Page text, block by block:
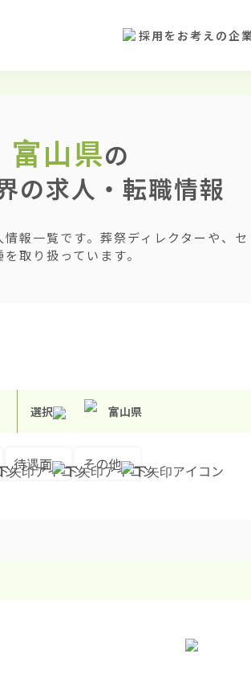
採用をお考えの企
富山県の
の求人・転職情報
報一覧です。葬祭ディレクターや、
取り扱っています。
選択 富山県
待遇面 その他